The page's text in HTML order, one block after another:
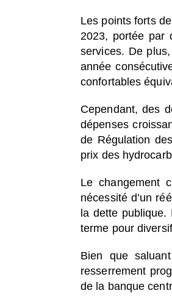
Les points forts
2023, portée par
services. De
année
confortables
Cependant, des
dépenses
de Régulation
prix des
Le changement
nécessité d’un
la dette
terme pour
Bien que
resserrement
de la banque